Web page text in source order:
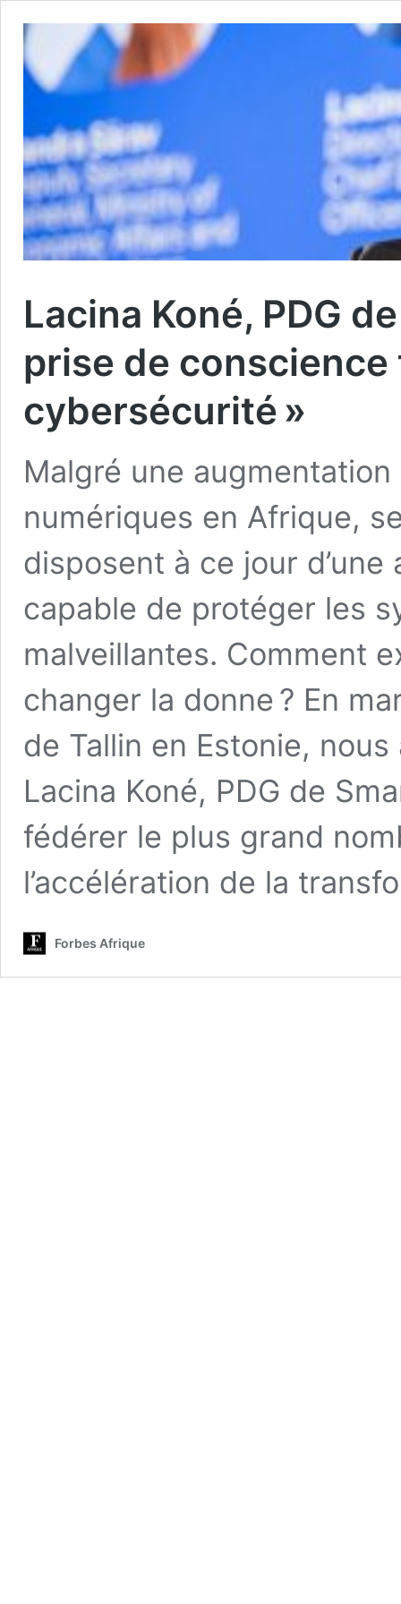
Lacina Koné, PDG
prise de
cybersécurité »
Malgré une
numériques en Afrique,
disposent à ce jour
capable de protéger les
malveillantes. Comment
changer la donne ? En
de Tallin en Estonie,
Lacina Koné, PDG de
fédérer le plus grand
l’accélération de la
Forbes Afrique